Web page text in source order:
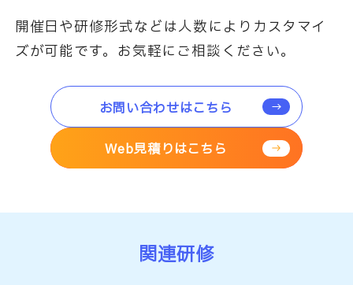
開催日や研修形式などは人数によりカスタマイ
ズが可能です。お気軽にご相談ください。
お問い合わせはこちら
Web見積りはこちら
関連研修